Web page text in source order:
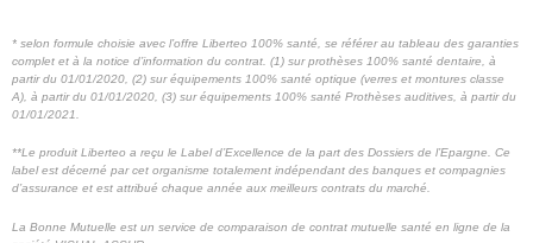
* selon formule choisie avec l’offre Liberteo 100% santé, se référer au tableau des garanties
complet et à la notice d’information du contrat. (1) sur prothèses 100% santé dentaire, à
partir du 01/01/2020, (2) sur équipements 100% santé optique (verres et montures classe
A), à partir du 01/01/2020, (3) sur équipements 100% santé Prothèses auditives, à partir du
01/01/2021.
**Le produit Liberteo a reçu le Label d’Excellence de la part des Dossiers de l’Epargne. Ce
label est décerné par cet organisme totalement indépendant des banques et compagnies
d’assurance et est attribué chaque année aux meilleurs contrats du marché.
La Bonne Mutuelle est un service de comparaison de contrat mutuelle santé en ligne de la